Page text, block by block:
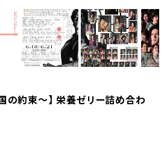
の約束〜】 栄養ゼリー詰め合わ